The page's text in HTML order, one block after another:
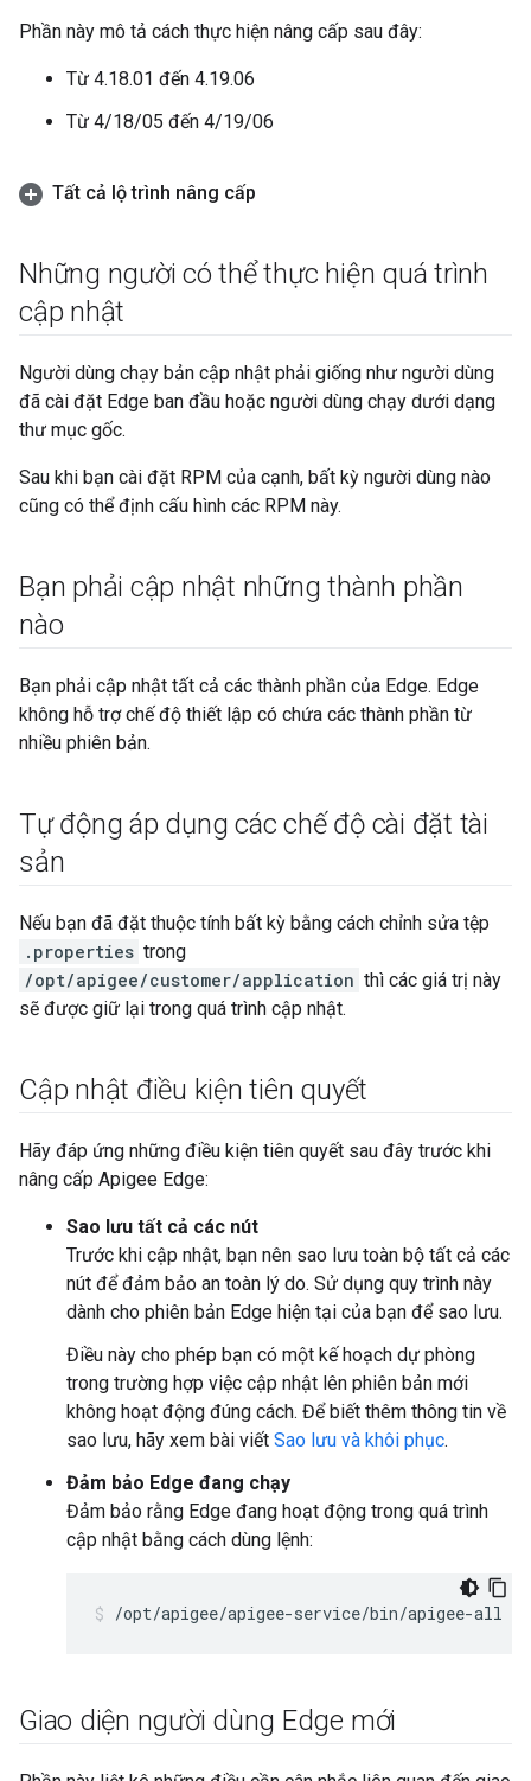
Phần này mô tả cách thực hiện nâng cấp sau đây:
Từ 4.18.01 đến 4.19.06
Từ 4/18/05 đến 4/19/06
Tất cả lộ trình nâng cấp
Những người có thể thực hiện quá trình
cập nhật
Người dùng chạy bản cập nhật phải giống như người dùng
đã cài đặt Edge ban đầu hoặc người dùng chạy dưới dạng
thư mục gốc.
Sau khi bạn cài đặt RPM của cạnh, bất kỳ người dùng nào
cũng có thể định cấu hình các RPM này.
Bạn phải cập nhật những thành phần
nào
Bạn phải cập nhật tất cả các thành phần của Edge. Edge
không hỗ trợ chế độ thiết lập có chứa các thành phần từ
nhiều phiên bản.
Tự động áp dụng các chế độ cài đặt tài
sản
Nếu bạn đã đặt thuộc tính bất kỳ bằng cách chỉnh sửa tệp
.properties trong
/opt/apigee/customer/application thì các giá trị này
sẽ được giữ lại trong quá trình cập nhật.
Cập nhật điều kiện tiên quyết
Hãy đáp ứng những điều kiện tiên quyết sau đây trước khi
nâng cấp Apigee Edge:
Sao lưu tất cả các nút
Trước khi cập nhật, bạn nên sao lưu toàn bộ tất cả các
nút để đảm bảo an toàn lý do. Sử dụng quy trình này
dành cho phiên bản Edge hiện tại của bạn để sao lưu.
Điều này cho phép bạn có một kế hoạch dự phòng
trong trường hợp việc cập nhật lên phiên bản mới
không hoạt động đúng cách. Để biết thêm thông tin về
sao lưu, hãy xem bài viết Sao lưu và khôi phục.
Đảm bảo Edge đang chạy
Đảm bảo rằng Edge đang hoạt động trong quá trình
cập nhật bằng cách dùng lệnh:
/opt/apigee/apigee-service/bin/apigee-all
Giao diện người dùng Edge mới